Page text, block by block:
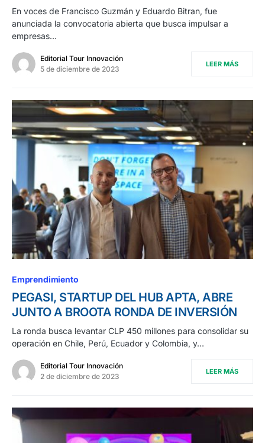
En voces de Francisco Guzmán y Eduardo Bitran, fue
anunciada la convocatoria abierta que busca impulsar a
empresas…
Editorial Tour Innovación
5 de diciembre de 2023
LEER MÁS
Emprendimiento
PEGASI, STARTUP DEL HUB APTA, ABRE
JUNTO A BROOTA RONDA DE INVERSIÓN
La ronda busca levantar CLP 450 millones para consolidar su
operación en Chile, Perú, Ecuador y Colombia, y…
Editorial Tour Innovación
2 de diciembre de 2023
LEER MÁS